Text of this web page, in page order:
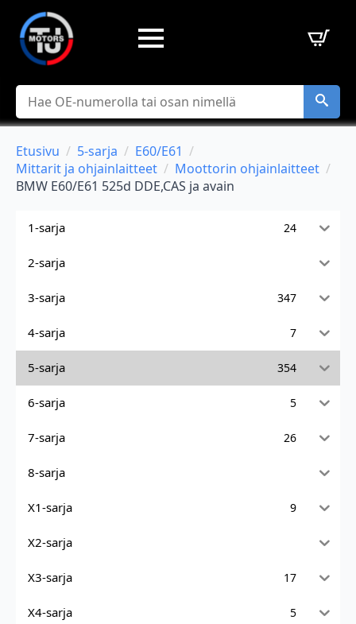
Hae
Etusivu 5-sarja
E60/E61
Mittarit ja ohjainlaitteet
Moottorin ohjainlaitteet
BMW E60/E61 525d DDE,CAS ja avain
1-sarja 24
2-sarja
3-sarja 347
4-sarja 7
5-sarja 354
6-sarja 5
7-sarja 26
8-sarja
X1-sarja 9
X2-sarja
X3-sarja 17
X4-sarja 5